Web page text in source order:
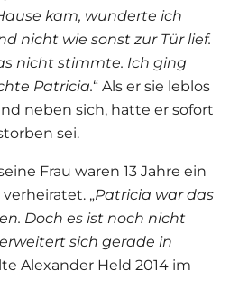
kam, wunderte ich
nicht wie sonst zur Tür lief.
nicht stimmte. Ich ging
Patricia.“ Als er sie leblos
neben sich, hatte er sofort
sei.
Frau waren 13 Jahre ein
„Patricia war das
Doch es ist noch nicht
sich gerade in
Alexander Held 2014 im